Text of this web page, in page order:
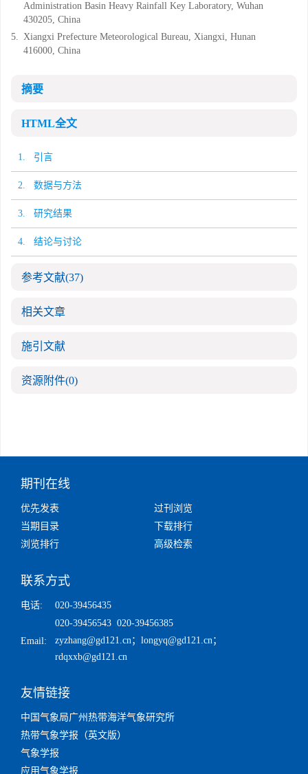
Administration Basin Heavy Rainfall Key Laboratory, Wuhan
430205, China
5. Xiangxi Prefecture Meteorological Bureau, Xiangxi, Hunan
416000, China
摘要
HTML全文
1. 引言
2. 数据与方法
3. 研究结果
4. 结论与讨论
参考文献(37)
相关文章
施引文献
资源附件(0)
期刊在线
优先发表
过刊浏览
当期目录
下载排行
浏览排行
高级检索
联系方式
电话:
020-39456435
020-39456543 020-39456385
Email:
zyzhang@gd121.cn； longyq@gd121.cn；
rdqxxb@gd121.cn
友情链接
中国气象局广州热带海洋气象研究所
热带气象学报（英文版）
气象学报
应用气象学报